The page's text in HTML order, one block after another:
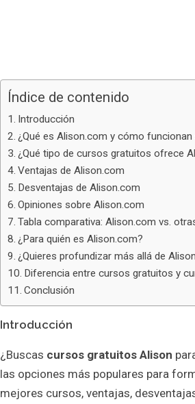
Índice de contenido
Introducción
¿Qué es Alison.com y cómo
¿Qué tipo de cursos gratuitos ofrece
Ventajas de Alison.com
Desventajas de Alison.com
Opiniones sobre Alison.com
Tabla comparativa: Alison.com vs.
¿Para quién es Alison.com?
¿Quieres profundizar más allá de
Diferencia entre cursos gratuitos y
Conclusión
Introducción
¿Buscas cursos gratuitos Alison
las opciones más populares para
mejores cursos, ventajas,